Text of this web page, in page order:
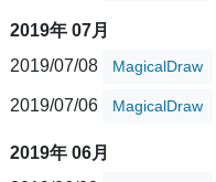
2019年 07月
2019/07/08
MagicalDraw
2019/07/06 MagicalDraw
2019年 06月